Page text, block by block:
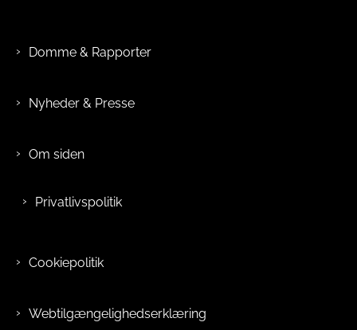
Domme & Rapporter
Nyheder & Presse
Om siden
Privatlivspolitik
Cookiepolitik
Webtilgængelighedserklæring